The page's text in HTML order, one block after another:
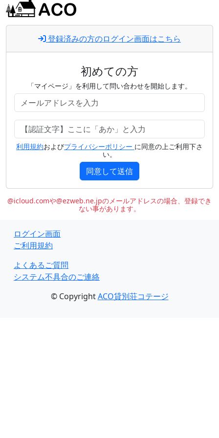
登録済みの方のログイン画面はこちら
初めての方
「マイページ」を利用して問い合わせを開始します。
利用規約およびプライバシーポリシー に同意の上ご利用下さ
い。
同意して送信
@icloud.comや@ezweb.ne.jpのメールアドレスの場合、登録でき
ない事があります。
ログイン画面
ご利用規約
よくあるご質問
システム不具合のご連絡
© CopyrightACO貸別荘コテージ